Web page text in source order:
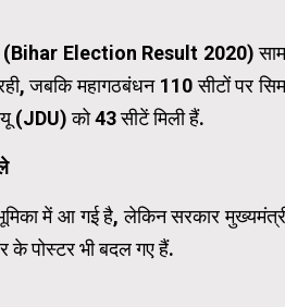
(Bihar Election Result 2020)
जबकि महागठबंधन 110 सीटों पर
(JDU) को 43 सीटें मिली हैं.
में आ गई है, लेकिन सरकार
के पोस्टर भी बदल गए हैं.